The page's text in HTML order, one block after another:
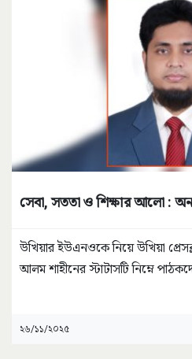
সেবা, সততা ও শিক্ষার আলো :
উখিয়ার ইউএনওকে নিয়ে উখিয়া
আলম শাহীনের স্টাটাসটি নিম্নে
২৬/১১/২০২৫